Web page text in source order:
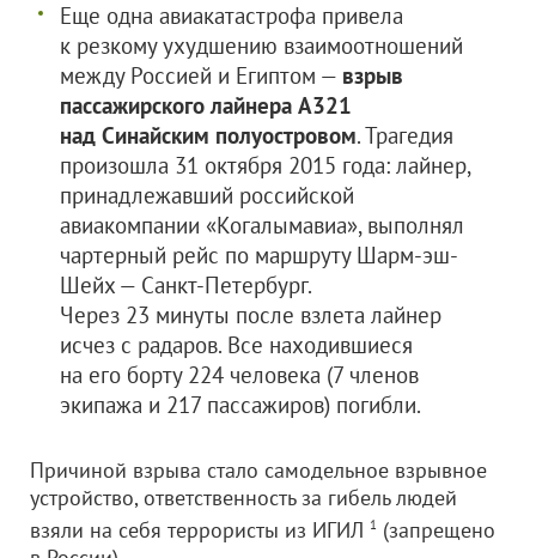
Еще одна авиакатастрофа привела
к резкому ухудшению взаимоотношений
между Россией и Египтом — взрыв
пассажирского лайнера A321
над Синайским полуостровом. Трагедия
произошла 31 октября 2015 года: лайнер,
принадлежавший российской
авиакомпании «Когалымавиа», выполнял
чартерный рейс по маршруту Шарм-эш-
Шейх — Санкт-Петербург.
Через 23 минуты после взлета лайнер
исчез с радаров. Все находившиеся
на его борту 224 человека (7 членов
экипажа и 217 пассажиров) погибли.
Причиной взрыва стало самодельное взрывное
устройство, ответственность за гибель людей
взяли на себя террористы из ИГИЛ 1 (запрещено